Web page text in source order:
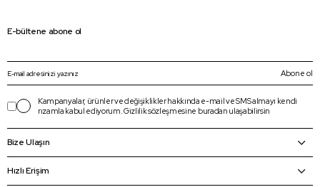
E-bültene abone ol
Abone ol
Kampanyalar, ürünler ve değişiklikler hakkında e-mail ve SMS almayı kendi
rızamla kabul ediyorum.Gizlilik sözleşmesine buradan ulaşabilirsin
Bize Ulaşın
Hızlı Erişim